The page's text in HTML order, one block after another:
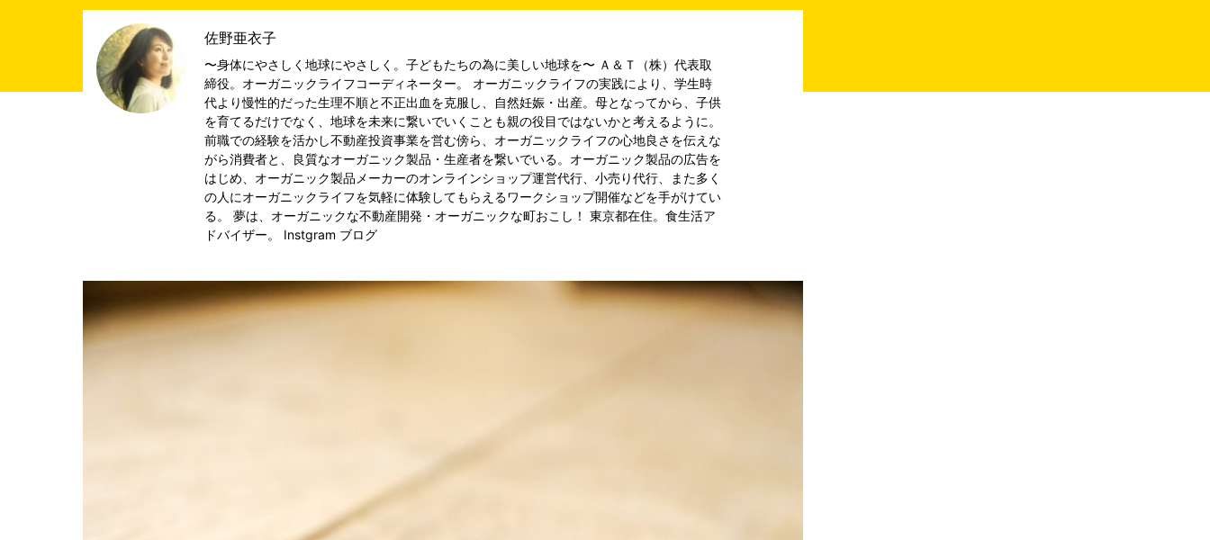
佐野亜衣子
〜身体にやさしく地球にやさしく。子どもたちの為に美しい地球を〜 Ａ＆Ｔ（株）代表取
締役。オーガニックライフコーディネーター。 オーガニックライフの実践により、学生時
代より慢性的だった生理不順と不正出血を克服し、自然妊娠・出産。母となってから、子供
を育てるだけでなく、地球を未来に繋いでいくことも親の役目ではないかと考えるように。
前職での経験を活かし不動産投資事業を営む傍ら、オーガニックライフの心地良さを伝えな
がら消費者と、良質なオーガニック製品・生産者を繋いでいる。オーガニック製品の広告を
はじめ、オーガニック製品メーカーのオンラインショップ運営代行、小売り代行、また多く
の人にオーガニックライフを気軽に体験してもらえるワークショップ開催などを手がけてい
る。 夢は、オーガニックな不動産開発・オーガニックな町おこし！ 東京都在住。食生活ア
ドバイザー。 Instgram ブログ